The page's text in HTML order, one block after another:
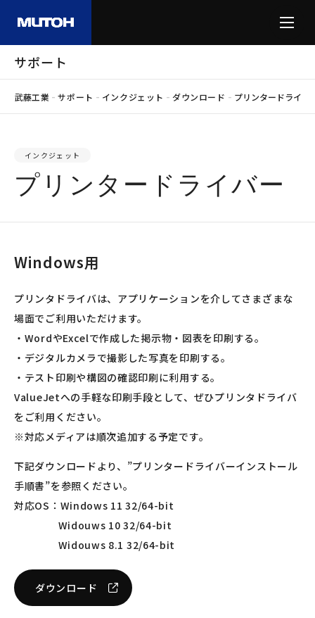
サポート
武藤工業 -サポート - インクジェット -ダウンロード - プリンタードライバ
インクジェット
プリンタードライバー
Windows用
プリンタドライバは、アプリケーションを介してさまざまな
場面でご利用いただけます。
・WordやExcelで作成した掲示物・図表を印刷する。
・デジタルカメラで撮影した写真を印刷する。
・テスト印刷や構図の確認印刷に利用する。
ValueJetへの手軽な印刷手段として、ぜひプリンタドライバ
をご利用ください。
※対応メディアは順次追加する予定です。
下記ダウンロードより、”プリンタードライバーインストール
手順書”を参照ください。
対応OS：Windows 11 32/64-bit
Widouws 10 32/64-bit
Widouws 8.1 32/64-bit
ダウンロード